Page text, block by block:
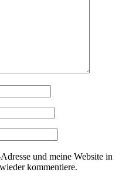
und meine Website in
kommentiere.